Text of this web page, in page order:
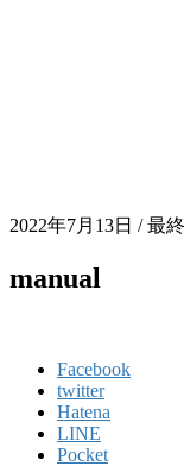
2022年7月13日 / 最
manual
Facebook
twitter
Hatena
LINE
Pocket